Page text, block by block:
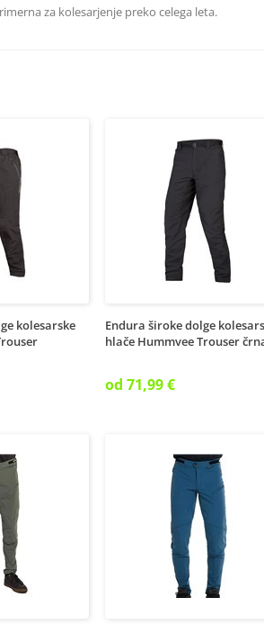
za kolesarjenje preko celega leta.
kolesarske
Endura široke dolge
hlače Hummvee Trouser
od 71,99 €